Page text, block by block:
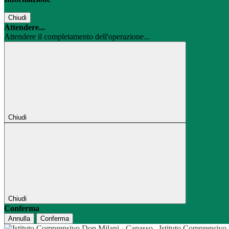
Chiudi
Attendere...
Attendere il completamento dell'operazione...
Chiudi
Chiudi
Conferma
Annulla Conferma